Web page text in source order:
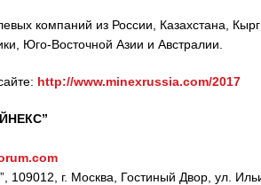
компаний из России, Казахстана,
Юго-Восточной Азии и Австралии.
http://www.minexrussia.com/2017
г. Москва, Гостиный Двор, ул.